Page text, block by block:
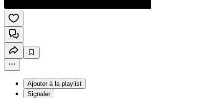
Ajouter à la playlist
Signaler